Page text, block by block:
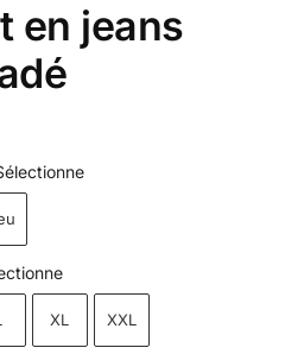
en jeans
XL XXL